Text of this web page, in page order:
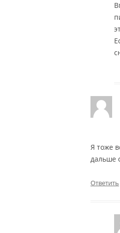
Я тоже
дальше
Ответить